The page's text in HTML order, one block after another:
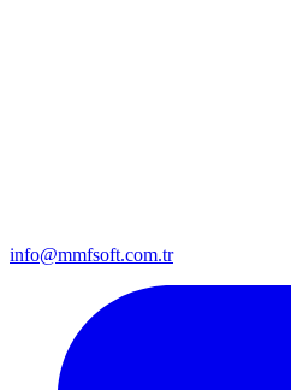
info@mmfsoft.com.tr